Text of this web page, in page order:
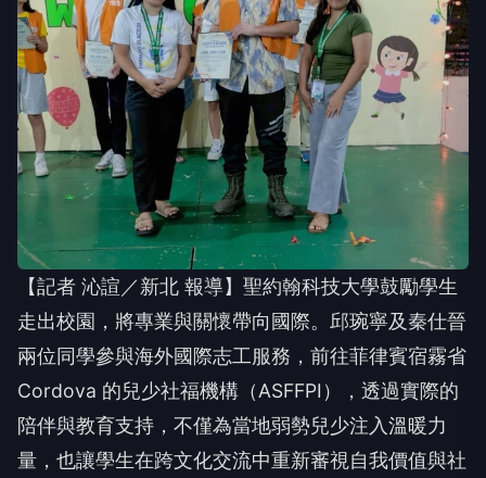
【記者 沁諠／新北 報導】聖約翰科技大學鼓勵學生
走出校園，將專業與關懷帶向國際。邱琬寧及秦仕晉
兩位同學參與海外國際志工服務，前往菲律賓宿霧省
Cordova 的兒少社福機構（ASFFPI），透過實際的
陪伴與教育支持，不僅為當地弱勢兒少注入溫暖力
量，也讓學生在跨文化交流中重新審視自我價值與社